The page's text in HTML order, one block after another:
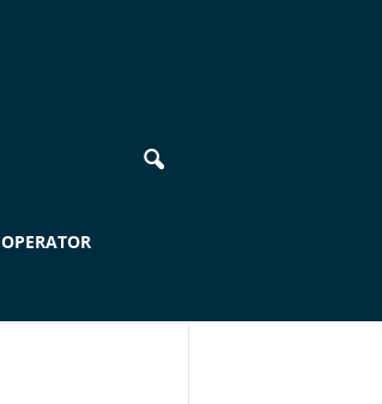
OPERATOR